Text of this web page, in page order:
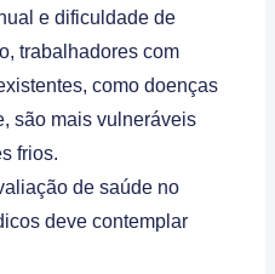
e dificuldade de
trabalhadores com
como doenças
são mais vulneráveis
frios.
de saúde no
deve contemplar